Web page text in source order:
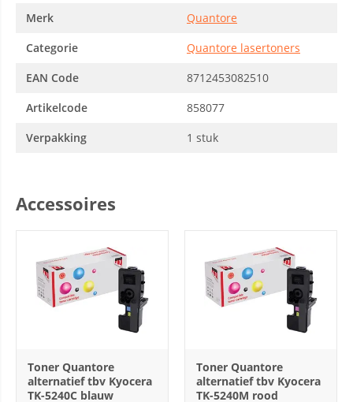
Merk
Quantore
Categorie
Quantore lasertoners
EAN Code
8712453082510
Artikelcode
858077
Verpakking
1 stuk
Accessoires
Toner Quantore
alternatief tbv Kyocera
TK-5240C blauw
Toner Quantore
alternatief tbv Kyocera
TK-5240M rood